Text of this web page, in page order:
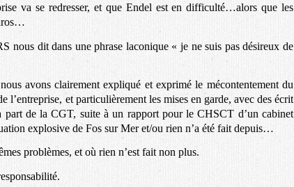
va se redresser, et que Endel est en difficulté…alors que les
dit dans une phrase laconique « je ne suis pas désireux de
avons clairement expliqué et exprimé le mécontentement du
l’entreprise, et particulièrement les mises en garde, avec des écrit
part de la CGT, suite à un rapport pour le CHSCT d’un cabinet
explosive de Fos sur Mer et/ou rien n’a été fait depuis…
problèmes, et où rien n’est fait non plus.